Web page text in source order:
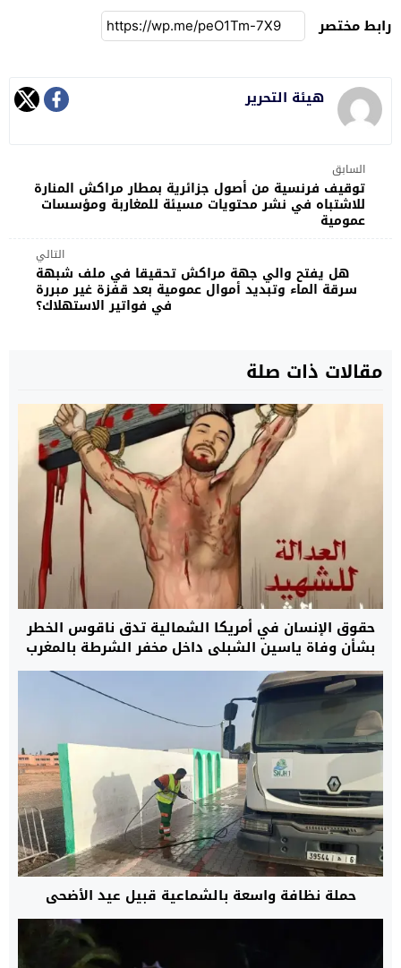
رابط مختصر
هيئة التحرير
السابق
توقيف فرنسية من أصول جزائرية بمطار مراكش المنارة
للاشتباه في نشر محتويات مسيئة للمغاربة ومؤسسات
عمومية
التالي
هل يفتح والي جهة مراكش تحقيقا في ملف شبهة
سرقة الماء وتبديد أموال عمومية بعد قفزة غير مبررة
في فواتير الاستهلاك؟
مقالات ذات صلة
حقوق الإنسان في أمريكا الشمالية تدق ناقوس الخطر
بشأن وفاة ياسين الشبلي داخل مخفر الشرطة بالمغرب
حملة نظافة واسعة بالشماعية قبيل عيد الأضحى